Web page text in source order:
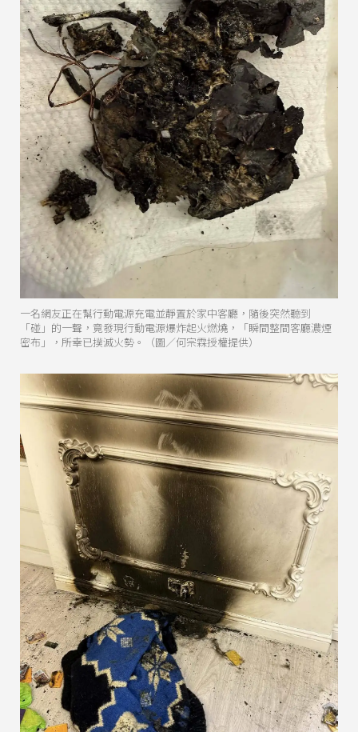
一名網友正在幫行動電源充電並靜置於家中客廳，隨後突然聽到
「碰」的一聲，竟發現行動電源爆炸起火燃燒，「瞬間整間客廳濃煙
密布」，所幸已撲滅火勢。（圖／何宗霖授權提供）